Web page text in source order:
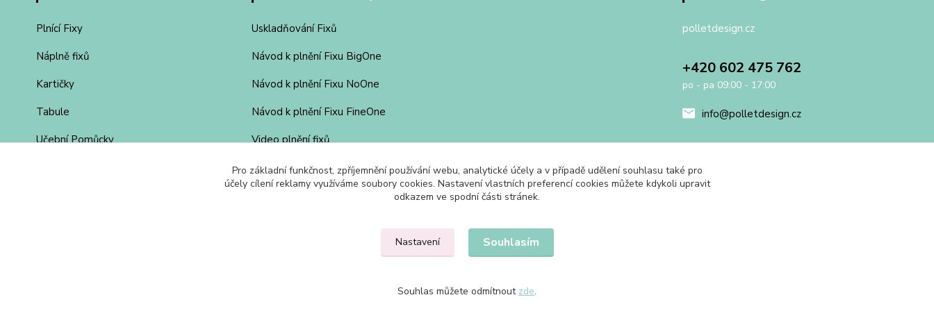
Plnící Fixy
Náplně fixů
Kartičky
Tabule
Učební Pomůcky
Uskladňování Fixů
Návod k plnění Fixu BigOne
Návod k plnění Fixu NoOne
Návod k plnění Fixu FineOne
Video plnění fixů
polletdesign.cz
+420 602 475 762
po - pa 09:00 - 17:00
info@polletdesign.cz
Pro základní funkčnost, zpříjemnění používání webu, analytické účely a v případě udělení souhlasu také pro
účely cílení reklamy využíváme soubory cookies. Nastavení vlastních preferencí cookies můžete kdykoli upravit
odkazem ve spodní části stránek.
Nastavení Souhlasím
Souhlas můžete odmítnout zde.